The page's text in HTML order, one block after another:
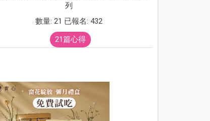
列
數量: 21 已報名: 432
21篇心得